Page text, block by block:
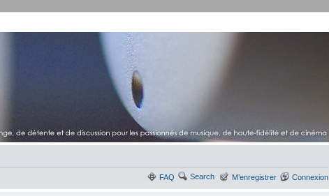
FAQ Search M’enregistrer Connexion